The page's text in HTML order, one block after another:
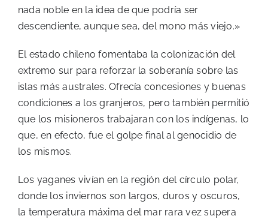
nada noble en la idea de que podría ser
descendiente, aunque sea, del mono más viejo.»
El estado chileno fomentaba la colonización del
extremo sur para reforzar la soberanía sobre las
islas más australes. Ofrecía concesiones y buenas
condiciones a los granjeros, pero también permitió
que los misioneros trabajaran con los indígenas, lo
que, en efecto, fue el golpe final al genocidio de
los mismos.
Los yaganes vivían en la región del círculo polar,
donde los inviernos son largos, duros y oscuros,
la temperatura máxima del mar rara vez supera